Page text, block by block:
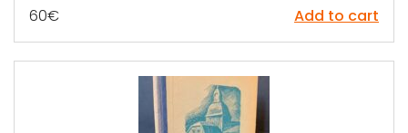
60€ Add to cart